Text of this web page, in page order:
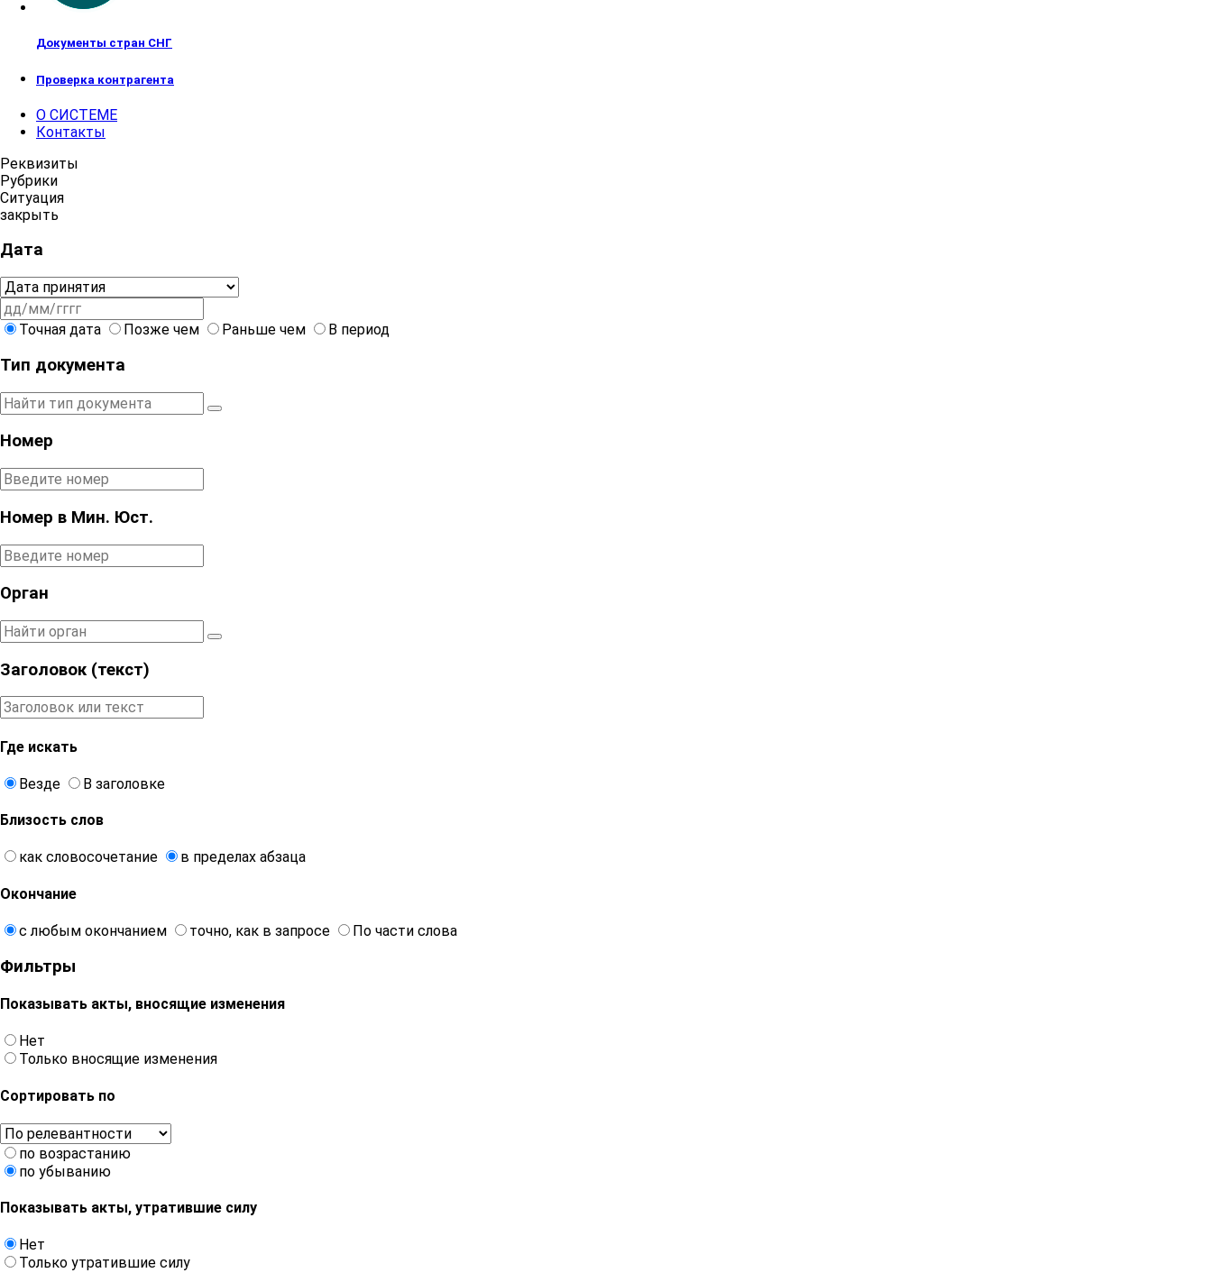
Документы стран СНГ
Проверка контрагента
О СИСТЕМЕ
Контакты
Реквизиты
Рубрики
Ситуация
закрыть
Дата
Точная дата Позже чем Раньше чем В период
Тип документа
Номер
Номер в Мин. Юст.
Орган
Заголовок (текст)
Где искать
Везде В заголовке
Близость слов
как словосочетание в пределах абзаца
Окончание
с любым окончанием точно, как в запросе По части слова
Фильтры
Показывать акты, вносящие изменения
Нет
Только вносящие изменения
Сортировать по
по возрастанию
по убыванию
Показывать акты, утратившие силу
Нет
Только утратившие силу